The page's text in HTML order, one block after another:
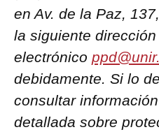
en Av. de la Paz,
la siguiente
electrónico
debidamente. Si lo
consultar
detallada sobre